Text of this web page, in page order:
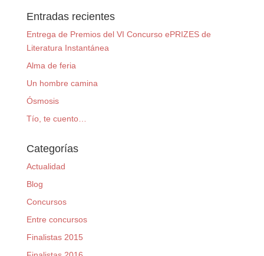
Entradas recientes
Entrega de Premios del VI Concurso ePRIZES de
Literatura Instantánea
Alma de feria
Un hombre camina
Ósmosis
Tío, te cuento…
Categorías
Actualidad
Blog
Concursos
Entre concursos
Finalistas 2015